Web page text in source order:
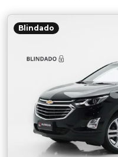
Blindado